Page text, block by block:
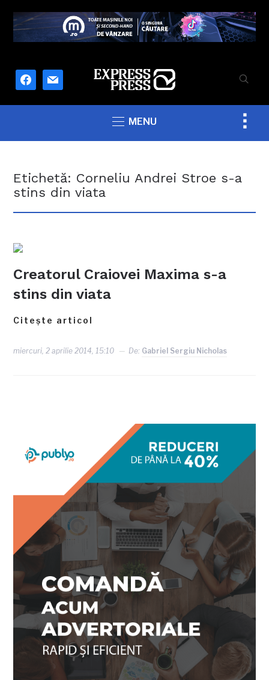
facebook
mail
MENU
Etichetă: Corneliu Andrei Stroe s-a
stins din viata
Creatorul Craiovei Maxima s-a
stins din viata
Citește articol
miercuri, 2 aprilie 2014, 15:10 De: Gabriel Sergiu Nicholas